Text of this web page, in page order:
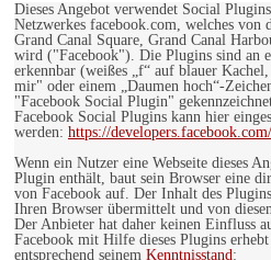
Dieses Angebot verwendet Social
Netzwerkes facebook.com, welches
Grand Canal Square, Grand Canal
wird ("Facebook"). Die Plugins sind an
erkennbar (weißes „f“ auf blauer
mir" oder einem „Daumen hoch“-
"Facebook Social Plugin"
Facebook Social Plugins kann hier
werden: https://
Wenn ein Nutzer eine Webseite dieses
Plugin enthält, baut sein Browser eine
von Facebook auf. Der Inhalt des
Ihren Browser übermittelt und von
Der Anbieter hat daher keinen Einfluss
Facebook mit Hilfe dieses Plugins
entsprechend seinem Kenntnisstand: